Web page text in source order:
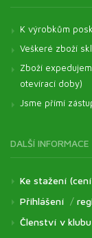
K výrobkům
Veškeré zboží
Zboží
otevírací doby)
Jsme přímí
DALŠÍ INFORMACE
Ke stažení
Přihlášení /
Členství v